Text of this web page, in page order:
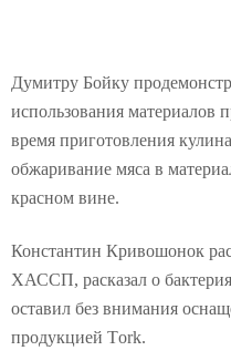
Думитру Бойку
использования
время приготовления
обжаривание мяса в
красном вине.
Константин Кривошонок
ХАССП, расказал о
оставил без внимания
продукцией Тork.